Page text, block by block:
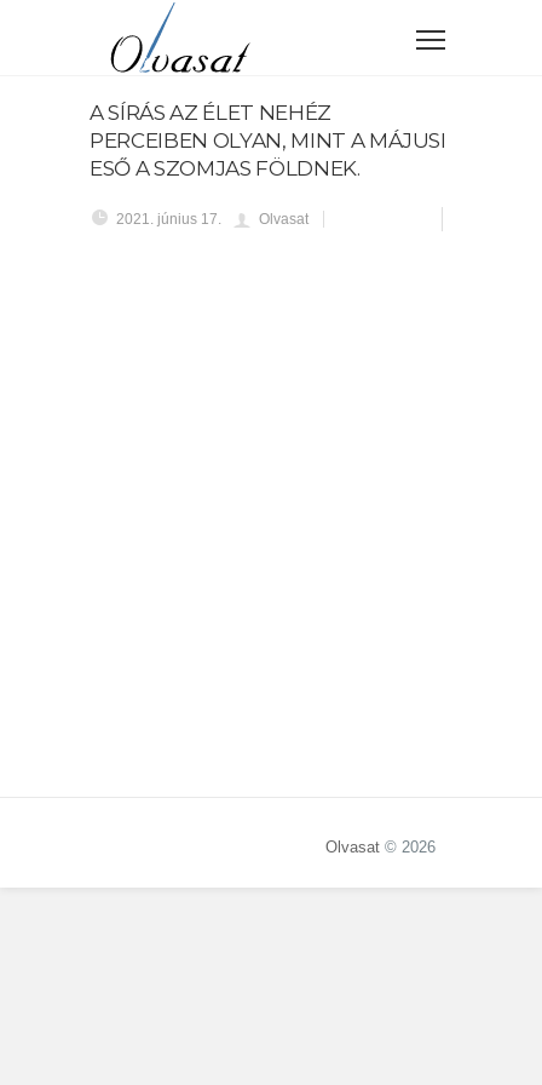
A SÍRÁS AZ ÉLET NEHÉZ
PERCEIBEN OLYAN, MINT A MÁJUSI
ESŐ A SZOMJAS FÖLDNEK.
2021. június 17. Olvasat
Olvasat © 2026